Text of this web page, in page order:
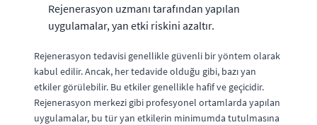
Rejenerasyon uzmanı tarafından yapılan
uygulamalar, yan etki riskini azaltır.
Rejenerasyon tedavisi genellikle güvenli bir yöntem olarak
kabul edilir. Ancak, her tedavide olduğu gibi, bazı yan
etkiler görülebilir. Bu etkiler genellikle hafif ve geçicidir.
Rejenerasyon merkezi gibi profesyonel ortamlarda yapılan
uygulamalar, bu tür yan etkilerin minimumda tutulmasına